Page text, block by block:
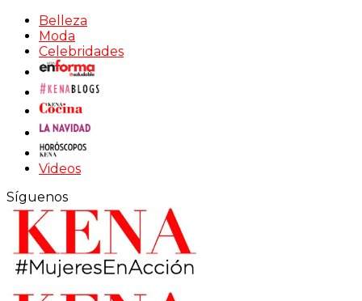
Belleza
Moda
Celebridades
Videos
Síguenos